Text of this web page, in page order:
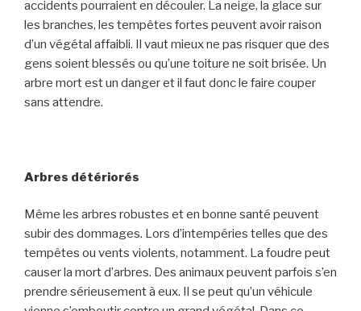
accidents pourraient en découler. La neige, la glace sur
les branches, les tempêtes fortes peuvent avoir raison
d’un végétal affaibli. Il vaut mieux ne pas risquer que des
gens soient blessés ou qu’une toiture ne soit brisée. Un
arbre mort est un danger et il faut donc le faire couper
sans attendre.
Arbres détériorés
Même les arbres robustes et en bonne santé peuvent
subir des dommages. Lors d’intempéries telles que des
tempêtes ou vents violents, notamment. La foudre peut
causer la mort d’arbres. Des animaux peuvent parfois s’en
prendre sérieusement à eux. Il se peut qu’un véhicule